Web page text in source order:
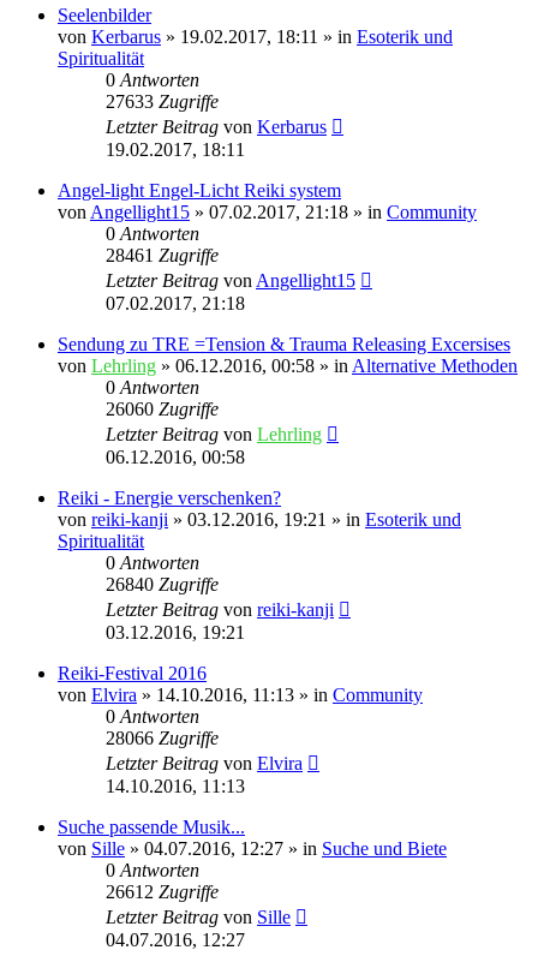
Seelenbilder
von Kerbarus » 19.02.2017, 18:11 » in Esoterik und
Spiritualität
0 Antworten
27633 Zugriffe
Letzter Beitrag von Kerbarus
19.02.2017, 18:11
Angel-light Engel-Licht Reiki system
von Angellight15 » 07.02.2017, 21:18 » in Community
0 Antworten
28461 Zugriffe
Letzter Beitrag von Angellight15
07.02.2017, 21:18
Sendung zu TRE =Tension & Trauma Releasing Excersises
von Lehrling » 06.12.2016, 00:58 » in Alternative Methoden
0 Antworten
26060 Zugriffe
Letzter Beitrag von Lehrling
06.12.2016, 00:58
Reiki - Energie verschenken?
von reiki-kanji » 03.12.2016, 19:21 » in Esoterik und
Spiritualität
0 Antworten
26840 Zugriffe
Letzter Beitrag von reiki-kanji
03.12.2016, 19:21
Reiki-Festival 2016
von Elvira » 14.10.2016, 11:13 » in Community
0 Antworten
28066 Zugriffe
Letzter Beitrag von Elvira
14.10.2016, 11:13
Suche passende Musik...
von Sille » 04.07.2016, 12:27 » in Suche und Biete
0 Antworten
26612 Zugriffe
Letzter Beitrag von Sille
04.07.2016, 12:27